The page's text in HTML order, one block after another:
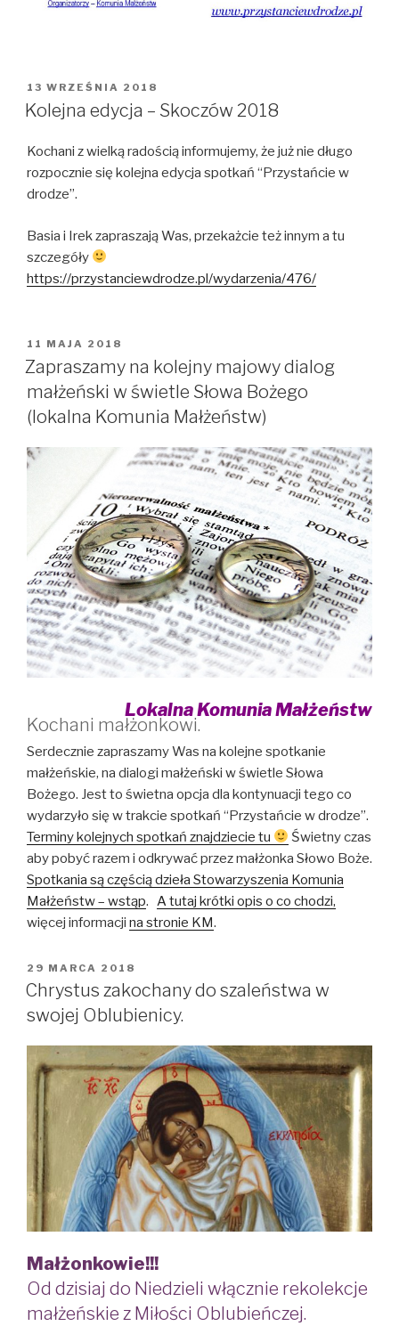
OPUBLIKOWANE
W
13 WRZEŚNIA 2018
Kolejna edycja – Skoczów 2018
Kochani z wielką radością informujemy, że już nie długo
rozpocznie się kolejna edycja spotkań “Przystańcie w
drodze”.
Basia i Irek zapraszają Was, przekażcie też innym a tu
szczegóły
https://przystanciewdrodze.pl/wydarzenia/476/
OPUBLIKOWANE
W
11 MAJA 2018
Zapraszamy na kolejny majowy dialog
małżeński w świetle Słowa Bożego
(lokalna Komunia Małżeństw)
Lokalna Komunia Małżeństw
Kochani małżonkowi.
Serdecznie zapraszamy Was na kolejne spotkanie
małżeńskie, na dialogi małżeński w świetle Słowa
Bożego. Jest to świetna opcja dla kontynuacji tego co
wydarzyło się w trakcie spotkań “Przystańcie w drodze”.
Terminy kolejnych spotkań znajdziecie tu
Świetny czas
aby pobyć razem i odkrywać przez małżonka Słowo Boże.
Spotkania są częścią dzieła Stowarzyszenia Komunia
Małżeństw – wstąp. A tutaj krótki opis o co chodzi,
więcej informacji na stronie KM.
OPUBLIKOWANE
W
29 MARCA 2018
Chrystus zakochany do szaleństwa w
swojej Oblubienicy.
Małżonkowie!!!
Od dzisiaj do Niedzieli włącznie rekolekcje
małżeńskie z Miłości Oblubieńczej.